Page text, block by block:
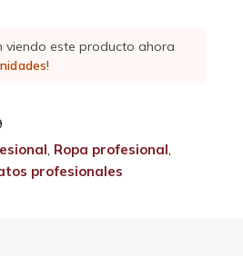
viendo este producto ahora
Ropa profesional
profesionales